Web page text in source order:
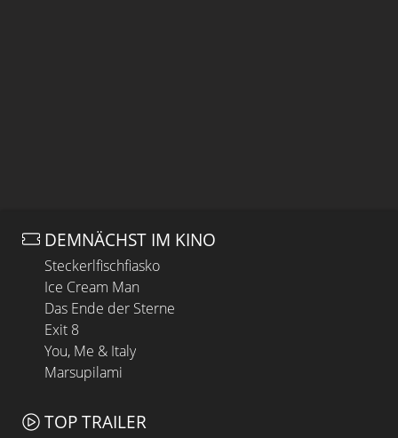
DEMNÄCHST IM KINO
Steckerlfischfiasko
Ice Cream Man
Das Ende der Sterne
Exit 8
You, Me & Italy
Marsupilami
TOP TRAILER